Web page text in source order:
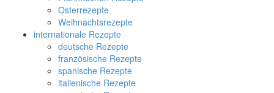
Osterrezepte
Weihnachtsrezepte
internationale Rezepte
deutsche Rezepte
französische Rezepte
spanische Rezepte
italienische Rezepte